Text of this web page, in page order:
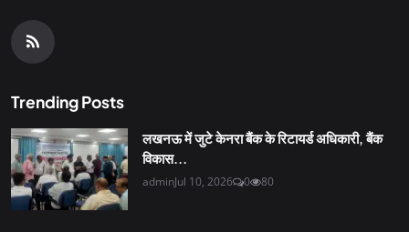
Trending Posts
लखनऊ में जुटे केनरा बैंक के रिटायर्ड अधिकारी, बैंक
विकास...
adminJul 10, 2026 0 80